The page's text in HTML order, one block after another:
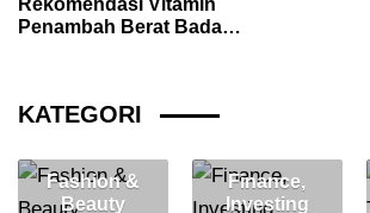
Penambah Berat Badan
KATEGORI
Fashion &
Beauty
Finance,
Investing